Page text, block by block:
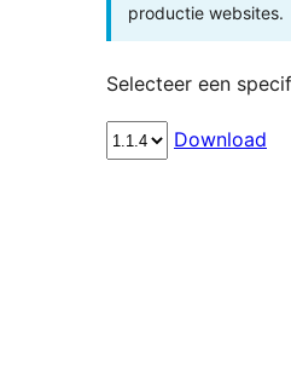
productie websites.
Selecteer een
Download